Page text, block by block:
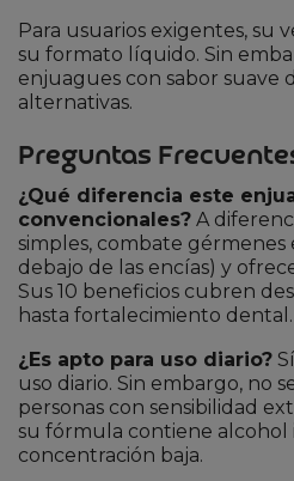
Para usuarios exigentes, su
su formato líquido. Sin
enjuagues con sabor suave
alternativas.
Preguntas
¿Qué diferencia este
convencionales? A
simples, combate gérmenes
debajo de las encías) y
Sus 10 beneficios cubren
hasta fortalecimiento dental.
¿Es apto para uso diario?
uso diario. Sin embargo, no
personas con sensibilidad
su fórmula contiene alcohol
concentración baja.